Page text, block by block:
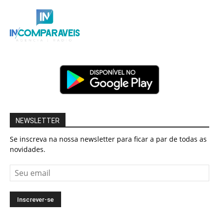
NEWSLETTER
Se inscreva na nossa newsletter para ficar a par de todas as
novidades.